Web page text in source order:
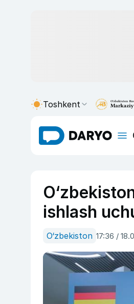
Toshkent
ishlash
O‘zbekiston 17:36 /